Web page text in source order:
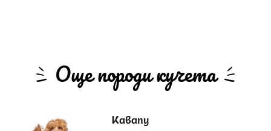
Още породи кучета
Кавапу